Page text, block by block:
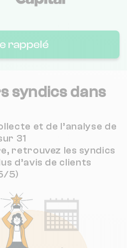
rappelé
syndics dans
et de l’analyse de
31
retrouvez les syndics
d’avis de clients
5)